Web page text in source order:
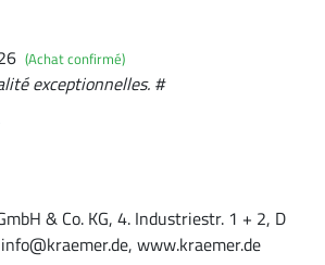
(Achat confirmé)
exceptionnelles. #
& Co. KG, 4. Industriestr. 1 + 2, D
www.kraemer.de